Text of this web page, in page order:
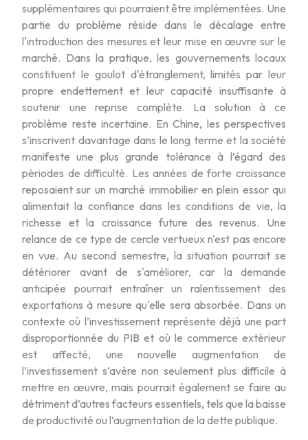
supplémentaires qui pourraient être implémentées. Une
partie du problème réside dans le décalage entre
l'introduction des mesures et leur mise en œuvre sur le
marché. Dans la pratique, les gouvernements locaux
constituent le goulot d'étranglement, limités par leur
propre endettement et leur capacité insuffisante à
soutenir une reprise complète. La solution à ce
problème reste incertaine. En Chine, les perspectives
s’inscrivent davantage dans le long terme et la société
manifeste une plus grande tolérance à l’égard des
périodes de difficulté. Les années de forte croissance
reposaient sur un marché immobilier en plein essor qui
alimentait la confiance dans les conditions de vie, la
richesse et la croissance future des revenus. Une
relance de ce type de cercle vertueux n'est pas encore
en vue. Au second semestre, la situation pourrait se
détériorer avant de s'améliorer, car la demande
anticipée pourrait entraîner un ralentissement des
exportations à mesure qu'elle sera absorbée. Dans un
contexte où l’investissement représente déjà une part
disproportionnée du PIB et où le commerce extérieur
est affecté, une nouvelle augmentation de
l’investissement s’avère non seulement plus difficile à
mettre en œuvre, mais pourrait également se faire au
détriment d’autres facteurs essentiels, tels que la baisse
de productivité ou l’augmentation de la dette publique.